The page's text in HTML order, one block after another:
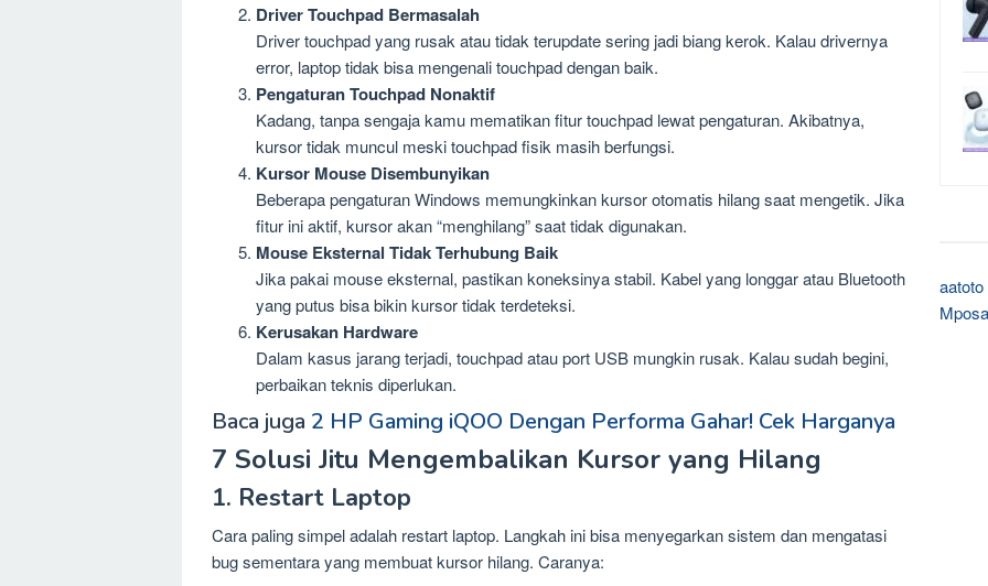
Driver Touchpad Bermasalah
Driver touchpad yang rusak atau tidak terupdate sering jadi biang kerok. Kalau drivernya
error, laptop tidak bisa mengenali touchpad dengan baik.
Pengaturan Touchpad Nonaktif
Kadang, tanpa sengaja kamu mematikan fitur touchpad lewat pengaturan. Akibatnya,
kursor tidak muncul meski touchpad fisik masih berfungsi.
Kursor Mouse Disembunyikan
Beberapa pengaturan Windows memungkinkan kursor otomatis hilang saat mengetik. Jika
fitur ini aktif, kursor akan “menghilang” saat tidak digunakan.
Mouse Eksternal Tidak Terhubung Baik
Jika pakai mouse eksternal, pastikan koneksinya stabil. Kabel yang longgar atau Bluetooth
yang putus bisa bikin kursor tidak terdeteksi.
Kerusakan Hardware
Dalam kasus jarang terjadi, touchpad atau port USB mungkin rusak. Kalau sudah begini,
perbaikan teknis diperlukan.
Baca juga 2 HP Gaming iQOO Dengan Performa Gahar! Cek Harganya
7 Solusi Jitu Mengembalikan Kursor yang Hilang
1. Restart Laptop
Cara paling simpel adalah restart laptop. Langkah ini bisa menyegarkan sistem dan mengatasi
bug sementara yang membuat kursor hilang. Caranya:
aatoto